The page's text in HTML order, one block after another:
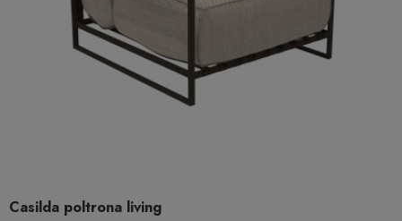
Casilda poltrona living